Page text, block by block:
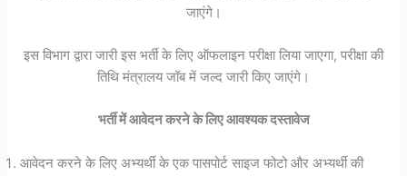
जाएंगे।
इस विभाग द्वारा जारी इस भर्ती के लिए ऑफलाइन परीक्षा लिया जाएगा, परीक्षा की
तिथि मंत्रालय जॉब में जल्द जारी किए जाएंगे।
भर्ती में आवेदन करने के लिए आवश्यक दस्तावेज
आवेदन करने के लिए अभ्यर्थी के एक पासपोर्ट साइज फोटो और अभ्यर्थी की